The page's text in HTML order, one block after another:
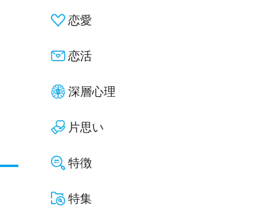
恋愛
恋活
深層心理
片思い
特徴
特集